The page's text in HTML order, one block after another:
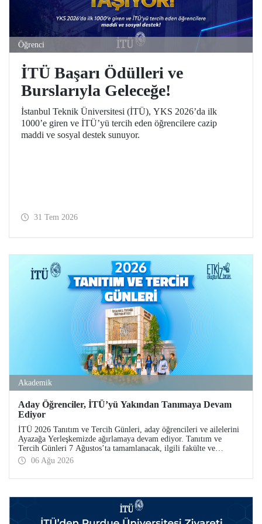
Öğrenci
İTÜ Başarı Ödülleri ve
Burslarıyla Geleceğe!
İstanbul Teknik Üniversitesi (İTÜ), YKS 2026’da ilk
1000’e giren ve İTÜ’yü tercih eden öğrencilere cazip
maddi ve sosyal destek sunuyor.
31 Tem 2026
Akademik
Aday Öğrenciler, İTÜ’yü Yakından Tanımaya Devam
Ediyor
İTÜ 2026 Tanıtım ve Tercih Günleri, aday öğrencileri ve ailelerini
Ayazağa Yerleşkemizde ağırlamaya devam ediyor. Tanıtım ve
Tercih Günleri 7 Ağustos’ta tamamlanacak, ilgili fakülte ve
birimler adaylara bilgi vermeye devam edecek.
06 Ağu 2026